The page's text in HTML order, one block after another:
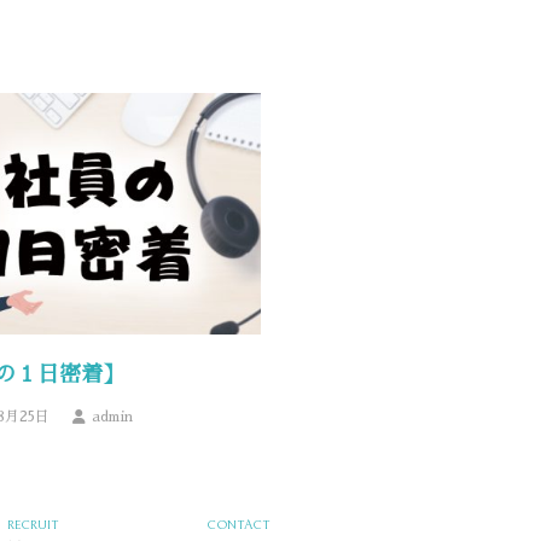
１日密着】
25日 admin
RECRUIT CONTACT